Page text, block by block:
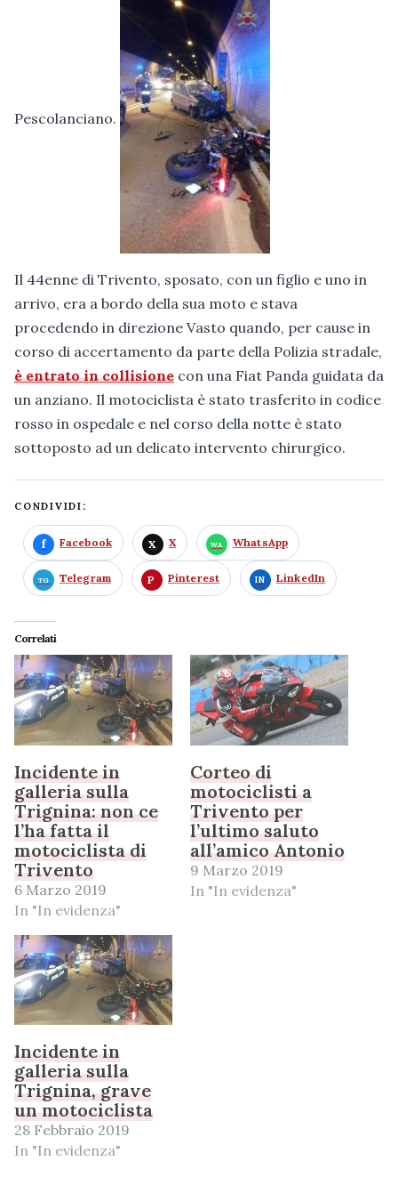
Pescolanciano.
Il 44enne di Trivento, sposato, con un figlio e uno in
arrivo, era a bordo della sua moto e stava
procedendo in direzione Vasto quando, per cause in
corso di accertamento da parte della Polizia stradale,
è entrato in collisione con una Fiat Panda guidata da
un anziano. Il motociclista è stato trasferito in codice
rosso in ospedale e nel corso della notte è stato
sottoposto ad un delicato intervento chirurgico.
CONDIVIDI:
Facebook X WhatsApp
Telegram Pinterest LinkedIn
Correlati
Incidente in
galleria sulla
Trignina: non ce
l’ha fatta il
motociclista di
Trivento
6 Marzo 2019
In "In evidenza"
Corteo di
motociclisti a
Trivento per
l’ultimo saluto
all’amico Antonio
9 Marzo 2019
In "In evidenza"
Incidente in
galleria sulla
Trignina, grave
un motociclista
28 Febbraio 2019
In "In evidenza"